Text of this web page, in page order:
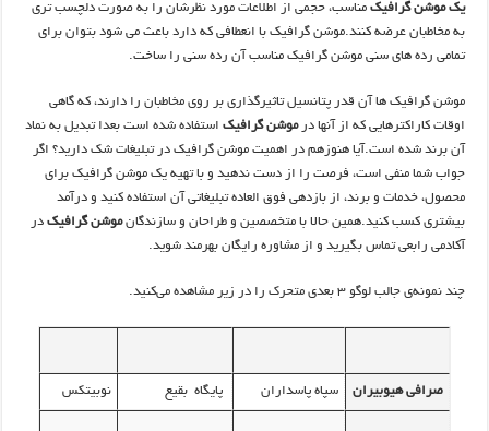
یک موشن‌ گرافیک مناسب، حجمی از اطلاعات مورد نظرشان را به صورت دلچسب ‌تری
به مخاطبان عرضه کنند.موشن گرافیک با انعطافی که دارد باعث می شود بتوان برای
تمامی رده های سنی موشن گرافیک مناسب آن رده سنی را ساخت.
موشن‌ گرافیک‌ ها آن قدر پتانسیل تاثیرگذاری بر روی مخاطبان را دارند، که گاهی
اوقات کاراکترهایی که از آنها درموشن گرافیک استفاده شده است بعدا تبدیل به نماد
آن برند شده است.آیا هنوزهم در اهمیت موشن گرافیک در تبلیغات شک دارید؟ اگر
جواب شما منفی است، فرصت را از دست ندهید و با تهیه یک موشن گرافیک برای
محصول، خدمات و برند، از بازدهی فوق العاده تبلیغاتی آن استفاده کنید و درآمد
بیشتری کسب کنید.همین حالا با متخصصین و طراحان و سازندگانموشن گرافیک در
آکادمی رابعی تماس بگیرید و از مشاوره رایگان بهرمند شوید.
چند نمونه‌ی جالب لوگو ۳ بعدی متحرک را در زیر مشاهده می‌کنید.
صرافی هیوبیران سپاه پاسداران پایگاه بقیع نوبیتکس